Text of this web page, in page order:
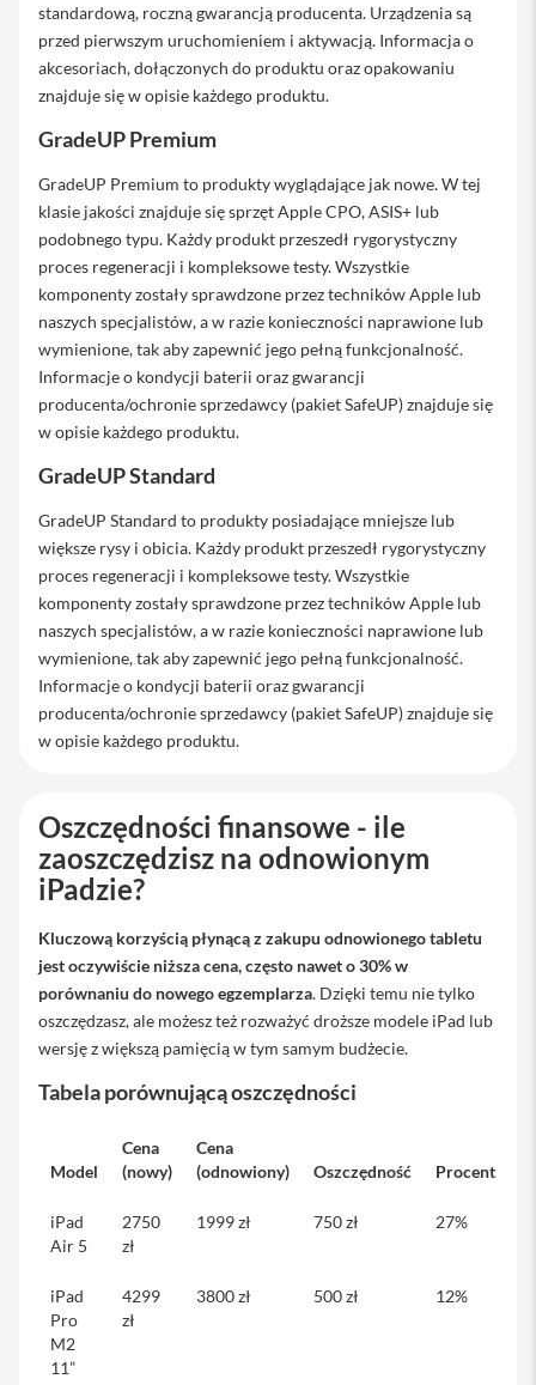
s
z
i
ł
d
z
k
i
K
a
b
l
i
a
a
t
r
y
a
d
o
a
r
z
a
s
i
l
n
i
e
E
t
i
k
o
w
c
i
standardową, roczną gwarancją producenta. Urządzenia są
przed pierwszym uruchomieniem i aktywacją. Informacja o
akcesoriach, dołączonych do produktu oraz opakowaniu
znajduje się w opisie każdego produktu.
GradeUP Premium
GradeUP Premium to produkty wyglądające jak nowe. W tej
klasie jakości znajduje się sprzęt Apple CPO, ASIS+ lub
podobnego typu. Każdy produkt przeszedł rygorystyczny
proces regeneracji i kompleksowe testy. Wszystkie
komponenty zostały sprawdzone przez techników Apple lub
naszych specjalistów, a w razie konieczności naprawione lub
wymienione, tak aby zapewnić jego pełną funkcjonalność.
Informacje o kondycji baterii oraz gwarancji
producenta/ochronie sprzedawcy (pakiet SafeUP) znajduje się
w opisie każdego produktu.
GradeUP Standard
GradeUP Standard to produkty posiadające mniejsze lub
większe rysy i obicia. Każdy produkt przeszedł rygorystyczny
proces regeneracji i kompleksowe testy. Wszystkie
komponenty zostały sprawdzone przez techników Apple lub
naszych specjalistów, a w razie konieczności naprawione lub
wymienione, tak aby zapewnić jego pełną funkcjonalność.
Informacje o kondycji baterii oraz gwarancji
producenta/ochronie sprzedawcy (pakiet SafeUP) znajduje się
w opisie każdego produktu.
Oszczędności finansowe - ile
zaoszczędzisz na odnowionym
iPadzie?
Kluczową korzyścią płynącą z zakupu odnowionego tabletu
jest oczywiście niższa cena, często nawet o 30% w
porównaniu do nowego egzemplarza. Dzięki temu nie tylko
oszczędzasz, ale możesz też rozważyć droższe modele iPad lub
wersję z większą pamięcią w tym samym budżecie.
Tabela porównującą oszczędności
Model
Cena
(nowy)
Cena
(odnowiony)
Oszczędność Procent
iPad
Air 5
2750
zł
1999 zł 750 zł 27%
iPad
Pro
M2
11”
4299
zł
3800 zł 500 zł 12%